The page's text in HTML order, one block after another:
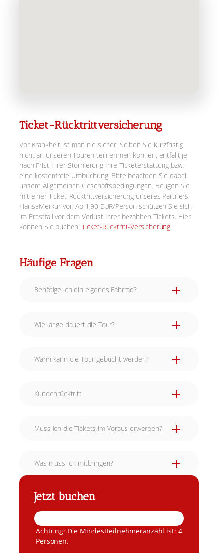
Ticket-Rücktrittversicherung
Vor Krankheit ist man nie sicher. Sollten Sie kurzfristig
nicht an unseren Touren teilnehmen können, entfällt je
nach Frist Ihrer Stornierung Ihre Ticketerstattung bzw.
eine kostenfreie Umbuchung. Bitte beachten Sie dabei
unsere Allgemeinen Geschäftsbedingungen. Beugen Sie
mit einer Ticket-Rücktrittversicherung unseres Partners
HanseMerkur vor. Ab 1,90 EUR/Person schützen Sie sich
im Ernstfall vor dem Verlust Ihrer bezahlten Tickets. Hier
können Sie buchen: Ticket-Rücktritt-Versicherung
Häufige Fragen
Benötige ich ein eigenes Fahrrad?
Wie lange dauert die Tour?
Wann kann die Tour gebucht werden?
Kundenrücktritt
Muss ich die Tickets im Voraus erwerben?
Was muss ich mitbringen?
Jetzt buchen
Achtung: Die Mindestteilnehmeranzahl ist: 4
Personen.